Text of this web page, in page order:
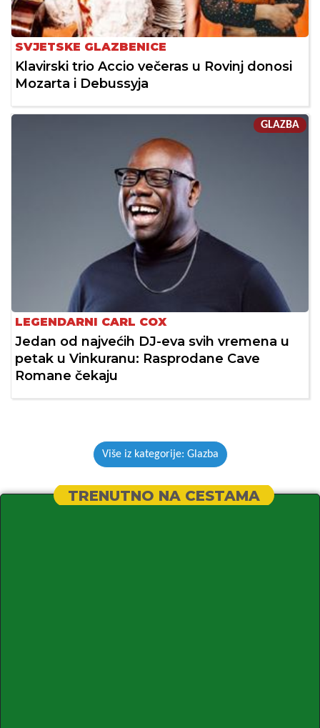
SVJETSKE GLAZBENICE
Klavirski trio Accio večeras u Rovinj donosi
Mozarta i Debussyja
GLAZBA
LEGENDARNI CARL COX
Jedan od najvećih DJ-eva svih vremena u
petak u Vinkuranu: Rasprodane Cave
Romane čekaju
Više iz kategorije: Glazba
TRENUTNO NA CESTAMA